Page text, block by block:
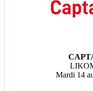
Mardi 14